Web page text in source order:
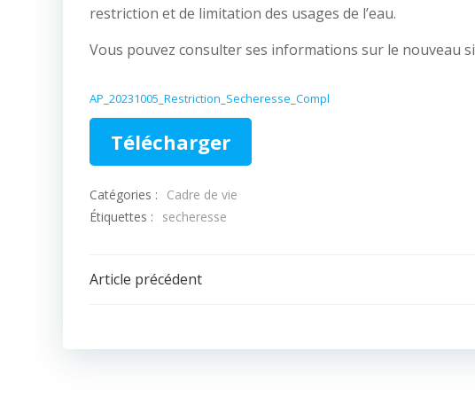
restriction et de limitation des usages de l’eau.
Vous pouvez consulter ses informations sur le nouveau
AP_20231005_Restriction_Secheresse_Compl
Télécharger
Catégories :
Cadre de vie
Étiquettes :
secheresse
Navigation
Article précédent